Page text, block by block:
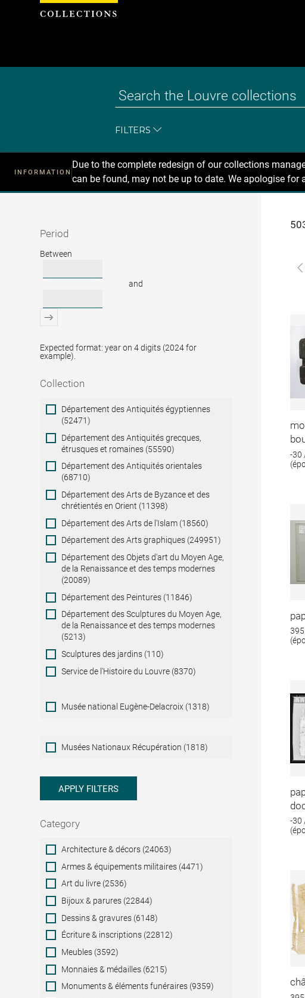
FILTERS
INFORMATION
Due to the complete redesign of our collections
can be found, may not be up to date. We apologise
Recherche
Period
Period
Between
and
Expected format: year on 4 digits (2024 for
example).
Collection
Collection
Département des Antiquités égyptiennes
(52471)
Département des Antiquités grecques,
étrusques et romaines (55590)
Département des Antiquités orientales
(68710)
Département des Arts de Byzance et des
chrétientés en Orient (11398)
Département des Arts de l'Islam (18560)
Département des Arts graphiques (249951)
Département des Objets d'art du Moyen Age,
de la Renaissance et des temps modernes
(20089)
Département des Peintures (11846)
Département des Sculptures du Moyen Age,
de la Renaissance et des temps modernes
(5213)
Sculptures des jardins (110)
Service de l'Histoire du Louvre (8370)
Musée national Eugène-Delacroix (1318)
Musées
Nationaux
Musées Nationaux Récupération (1818)
APPLY FILTERS
Category
Category
Architecture & décors (24063)
Armes & équipements militaires (4471)
Art du livre (2536)
Bijoux & parures (22844)
Dessins & gravures (6148)
Écriture & inscriptions (22812)
Meubles (3592)
Monnaies & médailles (6215)
Monuments & éléments funéraires (9359)
-30
-30
Cookies management panel